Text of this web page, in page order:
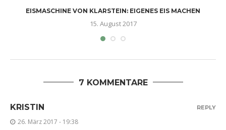
EISMASCHINE VON KLARSTEIN: EIGENES EIS MACHEN
15. August 2017
7 KOMMENTARE
KRISTIN
26. März 2017 - 19:38
REPLY